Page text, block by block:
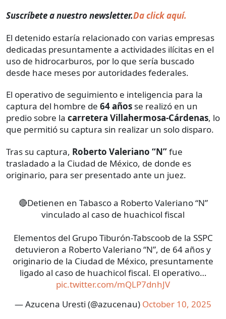
Suscríbete a nuestro newsletter.Da click aquí.
El detenido estaría relacionado con varias empresas
dedicadas presuntamente a actividades ilícitas en el
uso de hidrocarburos, por lo que sería buscado
desde hace meses por autoridades federales.
El operativo de seguimiento e inteligencia para la
captura del hombre de 64 años se realizó en un
predio sobre la carretera Villahermosa-Cárdenas, lo
que permitió su captura sin realizar un solo disparo.
Tras su captura, Roberto Valeriano “N”fue
trasladado a la Ciudad de México, de donde es
originario, para ser presentado ante un juez.
🔴Detienen en Tabasco a Roberto Valeriano “N”
vinculado al caso de huachicol fiscal
Elementos del Grupo Tiburón-Tabscoob de la SSPC
detuvieron a Roberto Valeriano “N”, de 64 años y
originario de la Ciudad de México, presuntamente
ligado al caso de huachicol fiscal. El operativo…
pic.twitter.com/mQLP7dnhJV
— Azucena Uresti (@azucenau) October 10, 2025